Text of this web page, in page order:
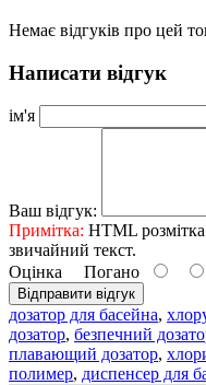
Немає відгуків про цей
Написати відгук
ім'я
Ваш відгук:
Примітка: HTML
звичайний текст.
Оцінка Погано
Відправити відгук
дозатор для басейна,
дозатор, безпечний
плавающий дозатор,
полимер, диспенсер для